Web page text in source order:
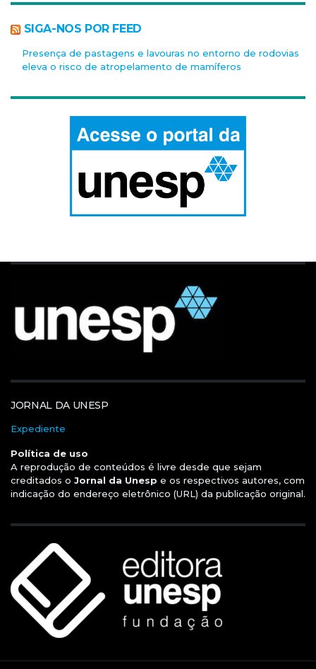
SIGA-NOS POR FEED
Presença de pastagens e lavouras no entorno de rodovias
eleva o risco de atropelamento de mamíferos
JORNAL DA UNESP
Expediente
Política de uso
A reprodução de conteúdos é livre desde que sejam
creditados o Jornal da Unesp e os respectivos autores, com
indicação do endereço eletrônico (URL) da publicação original.